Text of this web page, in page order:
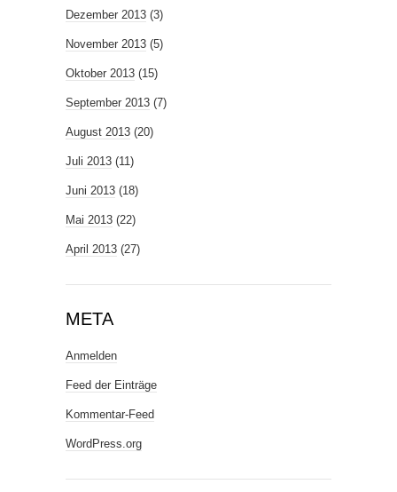
Dezember 2013 (3)
November 2013 (5)
Oktober 2013 (15)
September 2013 (7)
August 2013 (20)
Juli 2013 (11)
Juni 2013 (18)
Mai 2013 (22)
April 2013 (27)
META
Anmelden
Feed der Einträge
Kommentar-Feed
WordPress.org